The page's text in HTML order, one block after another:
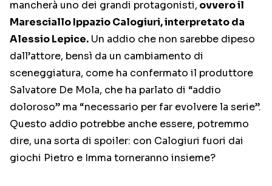
mancherà uno dei grandi protagonisti, ovvero il
Maresciallo Ippazio Calogiuri, interpretato da
Alessio Lepice. Un addio che non sarebbe dipeso
dall’attore, bensì da un cambiamento di
sceneggiatura, come ha confermato il produttore
Salvatore De Mola, che ha parlato di “addio
doloroso” ma “necessario per far evolvere la serie”.
Questo addio potrebbe anche essere, potremmo
dire, una sorta di spoiler: con Calogiuri fuori dai
giochi Pietro e Imma torneranno insieme?